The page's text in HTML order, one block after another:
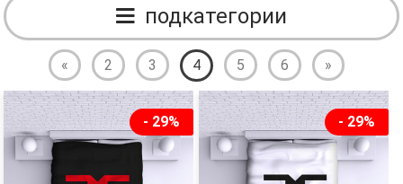
подкатегории
« 2 3 4 5 6 »
- 29% - 29%